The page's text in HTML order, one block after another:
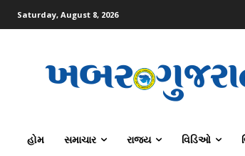
Saturday, August 8, 2026
હોમ સમાચાર રાજ્ય વિડિઓ